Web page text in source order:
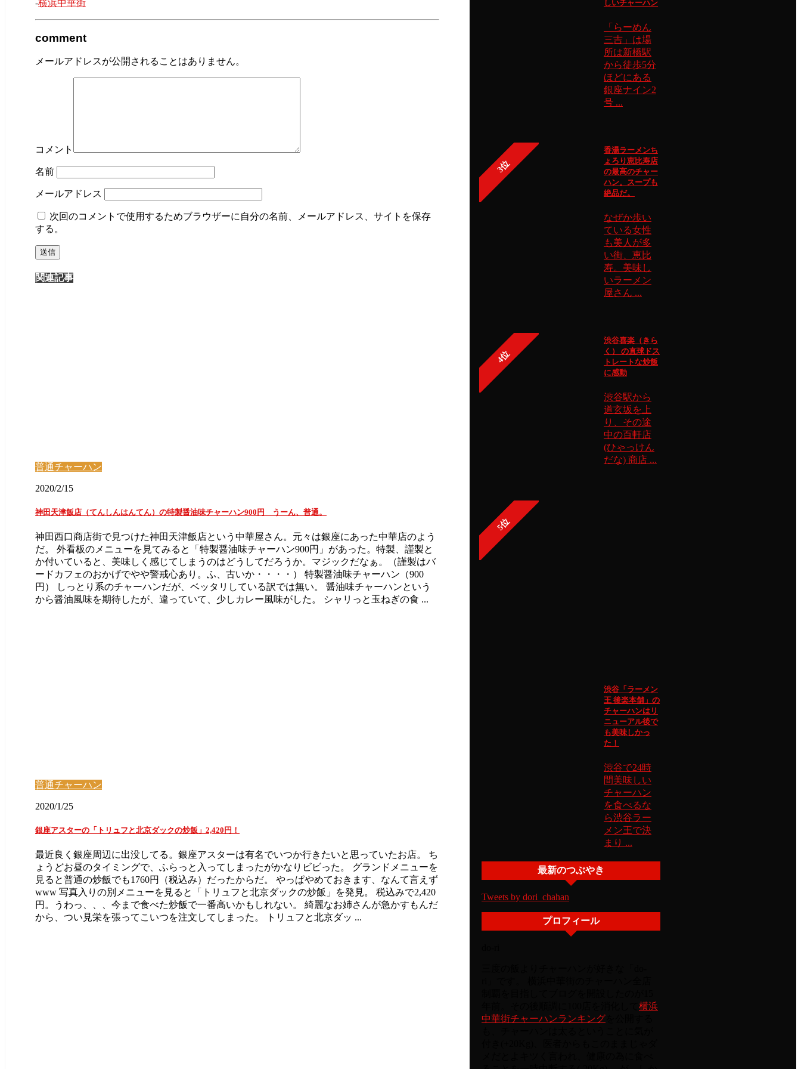
-横浜中華街
comment
メールアドレスが公開されることはありません。
コメント
名前
メールアドレス
次回のコメントで使用するためブラウザーに自分の名前、メールアドレス、サイトを保存
する。
関連記事
普通チャーハン
2020/2/15
神田天津飯店（てんしんはんてん）の特製醤油味チャーハン900円 うーん、普通。
神田西口商店街で見つけた神田天津飯店という中華屋さん。元々は銀座にあった中華店のよう
だ。 外看板のメニューを見てみると「特製醤油味チャーハン900円」があった。特製、謹製と
か付いていると、美味しく感じてしまうのはどうしてだろうか。マジックだなぁ。（謹製はバ
ードカフェのおかげでやや警戒心あり。ふ、古いか・・・・） 特製醤油味チャーハン（900
円） しっとり系のチャーハンだが、ベッタリしている訳では無い。 醤油味チャーハンという
から醤油風味を期待したが、違っていて、少しカレー風味がした。 シャリっと玉ねぎの食 ...
普通チャーハン
2020/1/25
銀座アスターの「トリュフと北京ダックの炒飯」2,420円！
最近良く銀座周辺に出没してる。銀座アスターは有名でいつか行きたいと思っていたお店。 ち
ょうどお昼のタイミングで、ふらっと入ってしまったがかなりビビった。 グランドメニューを
見ると普通の炒飯でも1760円（税込み）だったからだ。 やっぱやめておきます、なんて言えず
www 写真入りの別メニューを見ると「トリュフと北京ダックの炒飯」を発見。 税込みで2,420
円。うわっ、、、今まで食べた炒飯で一番高いかもしれない。 綺麗なお姉さんが急かすもんだ
から、つい見栄を張ってこいつを注文してしまった。 トリュフと北京ダッ ...
しいチャーハン
「らーめん
三吉」は場
所は新橋駅
から徒歩5分
ほどにある
銀座ナイン2
号 ...
3位
香湯ラーメンち
ょろり恵比寿店
の最高のチャー
ハン。スープも
絶品だ。
なぜか歩い
ている女性
も美人が多
い街、恵比
寿。美味し
いラーメン
屋さん ...
4位
渋谷喜楽（きら
く） の直球ドス
トレートな炒飯
に感動
渋谷駅から
道玄坂を上
り、その途
中の百軒店
(ひゃっけん
だな) 商店 ...
5位
渋谷「ラーメン
王 後楽本舗」の
チャーハンはリ
ニューアル後で
も美味しかっ
た！
渋谷で24時
間美味しい
チャーハン
を食べるな
ら渋谷ラー
メン王で決
まり ...
最新のつぶやき
Tweets by dori_chahan
プロフィール
横浜
中華街チャーハンランキング